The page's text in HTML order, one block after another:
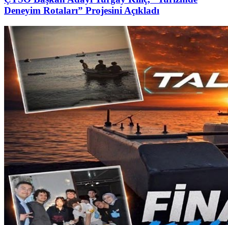
Deneyim Rotaları” Projesini Açıkladı